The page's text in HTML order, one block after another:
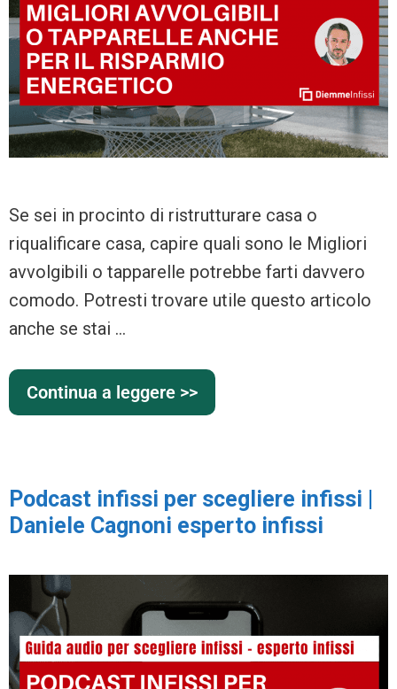
Se sei in procinto di ristrutturare casa o
riqualificare casa, capire quali sono le Migliori
avvolgibili o tapparelle potrebbe farti davvero
comodo. Potresti trovare utile questo articolo
anche se stai …
Continua a leggere >>
Podcast infissi per scegliere infissi |
Daniele Cagnoni esperto infissi